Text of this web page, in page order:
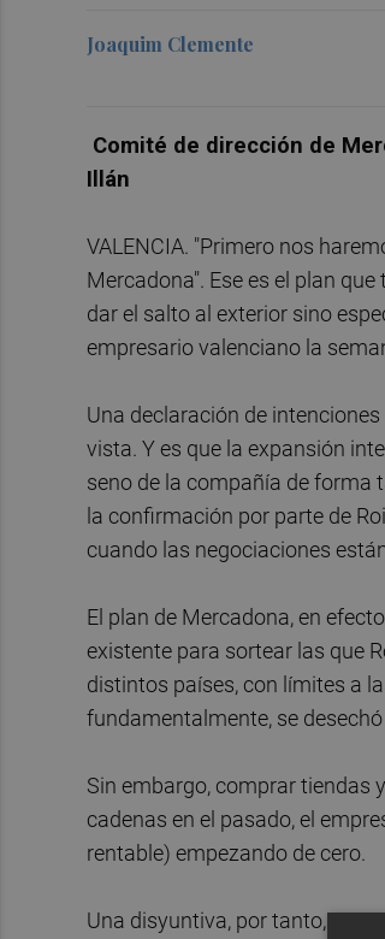
Joaquim Clemente
Comité de dirección de
Illán
VALENCIA. "Primero nos
Mercadona". Ese es el plan
dar el salto al exterior sino
empresario valenciano la
Una declaración de
vista. Y es que la expansión
seno de la compañía de forma
la confirmación por parte de
cuando las negociaciones
El plan de Mercadona, en
existente para sortear las que
distintos países, con límites a
fundamentalmente, se
Sin embargo, comprar tiendas
cadenas en el pasado, el
rentable) empezando de cero.
Una disyuntiva, por tanto, que